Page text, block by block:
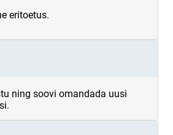
eritoetus.
ning soovi omandada uusi